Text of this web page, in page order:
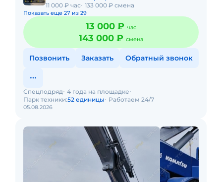
11 000 ₽ час 133 000 ₽ смена
Показать еще 27 из 29
13 000 ₽ час
143 000 ₽ смена
Позвонить Заказать Обратный звонок
05.08.2026
Спецподряд 4 года на площадке
Парк техники:52 единицы Работаем 24/7